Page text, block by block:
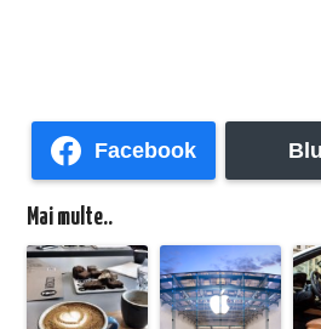
Facebook
Mai multe..